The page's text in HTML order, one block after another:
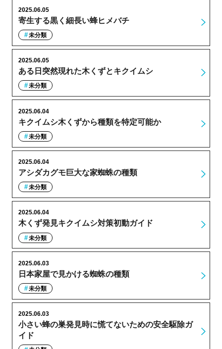
寄生する黒く細長い蜂ヒメバチ
2025.06.05
未分類
ある日突然現れた木くずとキクイムシ
2025.06.05
未分類
キクイムシ木くずから種類を特定可能か
2025.06.04
未分類
アシダカグモ巨大な家蜘蛛の種類
2025.06.04
未分類
木くず発見キクイムシ対策初動ガイド
2025.06.04
未分類
日本家屋で見かける蜘蛛の種類
2025.06.03
未分類
小さい蜂の巣発見時に慌てないための安全駆除ガ
イド
2025.06.03